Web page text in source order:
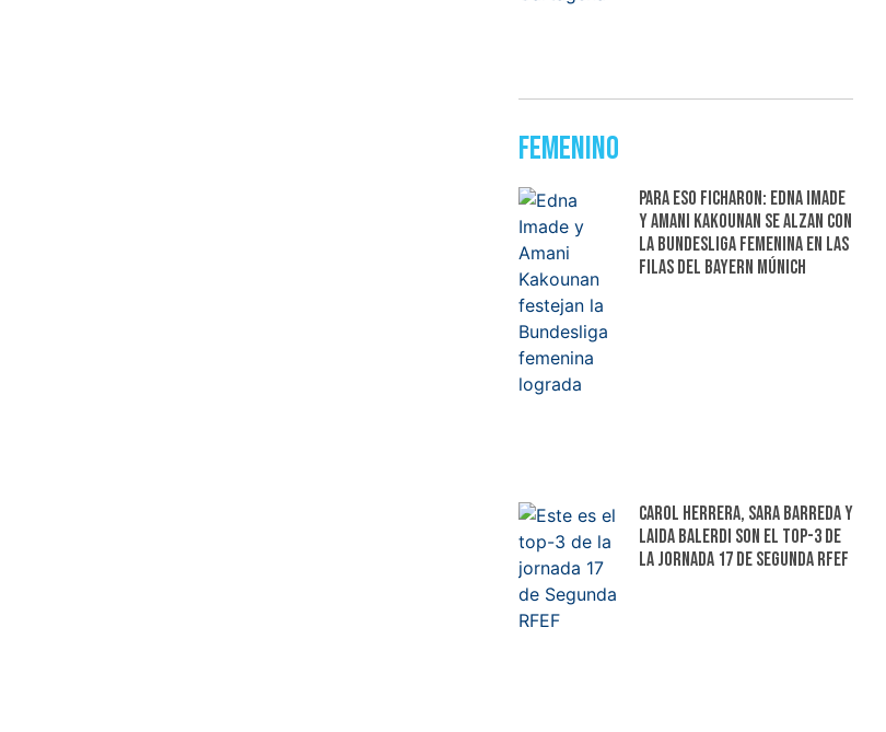
Femenino
Para eso ficharon: Edna Imade
y Amani Kakounan se alzan con
la Bundesliga femenina en las
filas del Bayern Múnich
Carol Herrera, Sara Barreda y
Laida Balerdi son el top-3 de
la jornada 17 de Segunda RFEF